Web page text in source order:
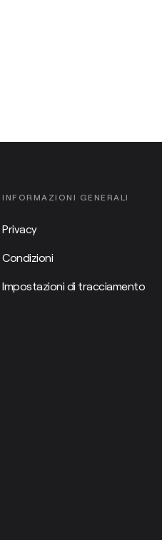
INFORMAZIONI GENERALI
Privacy
Condizioni
Impostazioni di tracciamento